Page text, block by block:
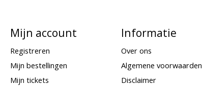
Mijn account
Registreren
Mijn bestellingen
Mijn tickets
Informatie
Over ons
Algemene voorwaarden
Disclaimer